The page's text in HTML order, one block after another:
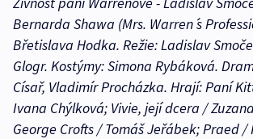
Bernarda Shawa (Mrs. Warren ́s
Břetislava Hodka. Režie: Ladislav
Glogr. Kostýmy: Simona Rybáková.
Císař, Vladimír Procházka. Hrají: Paní
Ivana Chýlková; Vivie, její dcera /
George Crofts / Tomáš Jeřábek; Praed /